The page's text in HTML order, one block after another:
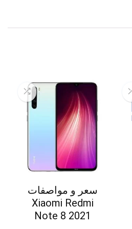
سعر و مواصفات
Xiaomi Redmi
Note 8 2021